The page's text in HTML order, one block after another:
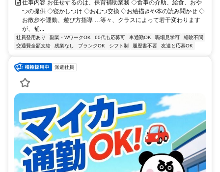
仕事内容 お任せするのは、保育補助業務 ◇食事の介助、給食、おや
つの提供 ◇寝かしつけ ◇おむつ交換 ◇お絵描きや本の読み聞かせ ◇
お散歩や運動、遊び方指導 …等々、クラスによって若干変わります
が、補...
社員登用あり 副業・WワークOK 60代も応募可 車通勤OK 職場見学可
経験不問
交通費全額支給
残業なし ブランクOK シフト制 履歴書不要 友達と応募OK
派遣社員